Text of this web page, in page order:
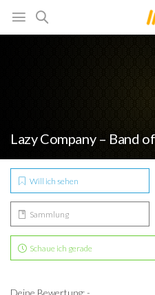
Lazy Company – Band
Will ich sehen
Sammlung
Schaue ich gerade
Deine Bewertung: -